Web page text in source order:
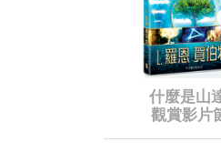
什麼是山
觀賞影片